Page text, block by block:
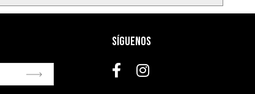
Síguenos